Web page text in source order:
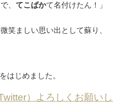
、 てこぱかて名付けたん！」
笑ましい思い出として蘇り、
はじめました。
）よろしくお願いし